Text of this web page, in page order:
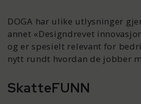
DOGA har ulike utlysninger
annet «Designdrevet
og er spesielt relevant for
nytt rundt hvordan de jobber
SkatteFUNN